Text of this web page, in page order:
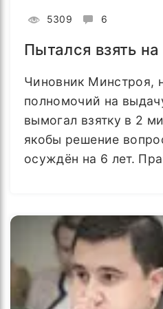
5309 6
Пытался взять на
Чиновник Минстроя,
полномочий на
вымогал взятку в 2
якобы решение
осуждён на 6 лет.